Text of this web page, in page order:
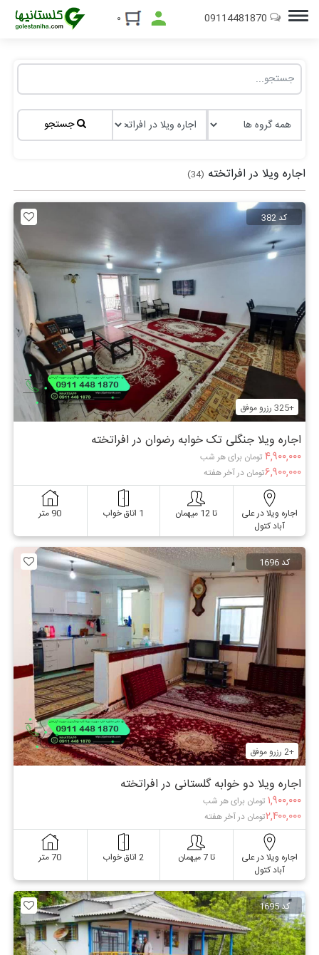
09114481870 ۰
جستجو
اجاره ویلا در افراتخته (34)
کد 382
+325 رزرو موفق
اجاره ویلا جنگلی تک خوابه رضوان در افراتخته
۴,۹۰۰,۰۰۰ تومان برای هر شب
۶,۹۰۰,۰۰۰تومان در آخر هفته
اجاره ویلا در علی
آباد کتول
تا 12 میهمان 1 اتاق خواب 90 متر
کد 1696
+2 رزرو موفق
اجاره ویلا دو خوابه گلستانی در افراتخته
۱,۹۰۰,۰۰۰ تومان برای هر شب
۲,۴۰۰,۰۰۰تومان در آخر هفته
اجاره ویلا در علی
آباد کتول
تا 7 میهمان 2 اتاق خواب 70 متر
کد 1695